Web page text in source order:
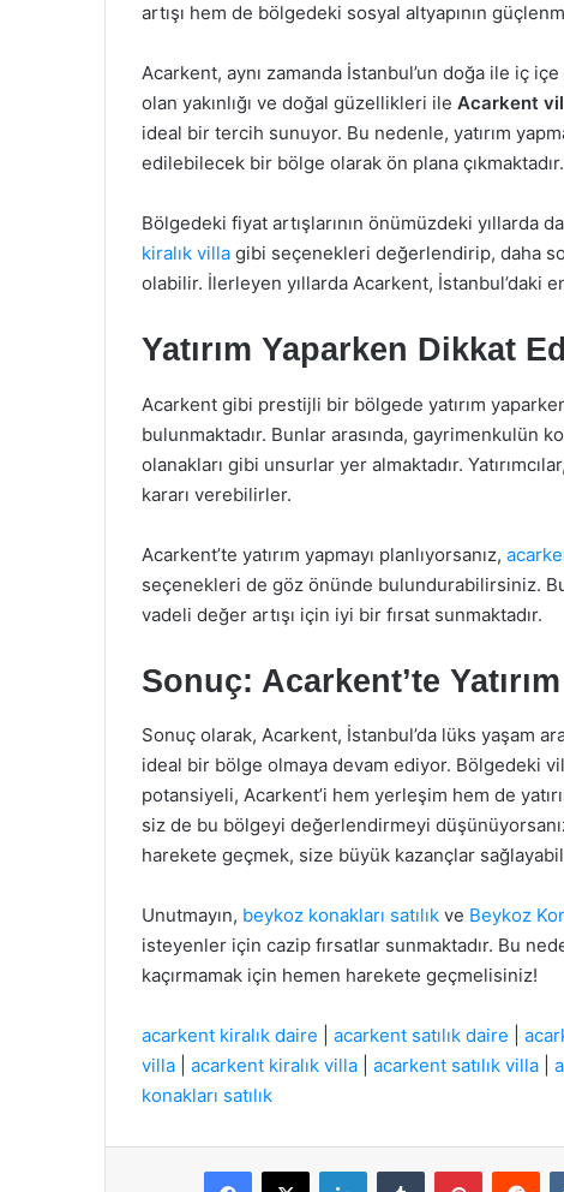
artışı hem de bölgedeki sosyal altyapının
Acarkent, aynı zamanda İstanbul’un doğa ile iç
olan yakınlığı ve doğal güzellikleri ile Acarkent
ideal bir tercih sunuyor. Bu nedenle, yatırım
edilebilecek bir bölge olarak ön plana çıkmaktadır.
Bölgedeki fiyat artışlarının önümüzdeki yıllarda
kiralık villa gibi seçenekleri değerlendirip, daha
olabilir. İlerleyen yıllarda Acarkent,
Yatırım Yaparken Dikkat
Acarkent gibi prestijli bir bölgede yatırım
bulunmaktadır. Bunlar arasında, gayrimenkulün
olanakları gibi unsurlar yer almaktadır.
kararı verebilirler.
Acarkent’te yatırım yapmayı planlıyorsanız,
seçenekleri de göz önünde bulundurabilirsiniz.
vadeli değer artışı için iyi bir fırsat sunmaktadır.
Sonuç: Acarkent’te
Sonuç olarak, Acarkent, İstanbul’da lüks yaşam
ideal bir bölge olmaya devam ediyor. Bölgedeki
potansiyeli, Acarkent’i hem yerleşim hem de
siz de bu bölgeyi değerlendirmeyi
harekete geçmek, size büyük kazançlar
Unutmayın, beykoz konakları satılık ve Beykoz
isteyenler için cazip fırsatlar sunmaktadır. Bu
kaçırmamak için hemen harekete geçmelisiniz!
acarkent kiralık daire acarkent satılık daire
villa
acarkent kiralık villa acarkent satılık villa
konakları satılık
Facebook
X LinkedInTumblr Pinterest